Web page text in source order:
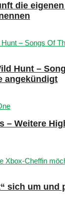
die
Hunt –
angekündigt
– Weitere
sich um und